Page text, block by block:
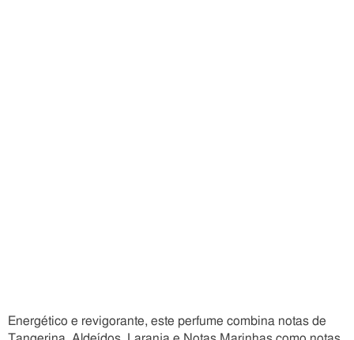
Energético e revigorante, este perfume combina notas de